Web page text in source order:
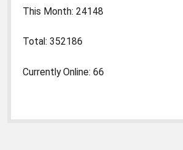
This Month: 24148
Total: 352186
Currently Online: 66